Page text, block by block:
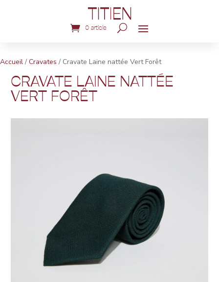
0 article
Accueil / Cravates / Cravate Laine nattée Vert Forêt
CRAVATE LAINE NATTÉE
VERT FORÊT